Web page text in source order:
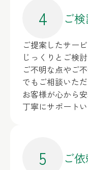
4 ご
ご提案したサー
じっくりとご検
ご不明な点やご
でもご相談いただ
お客様が心から
丁寧にサポートい
5 ご